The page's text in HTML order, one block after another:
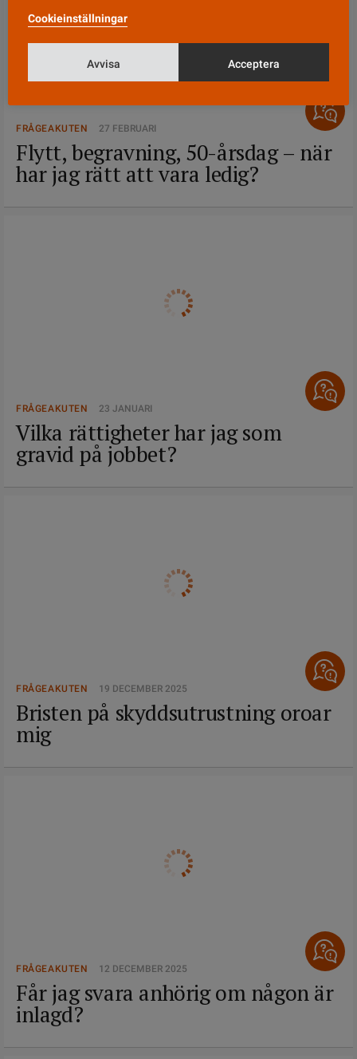
FRÅGEAKUTEN 27 FEBRUARI
Flytt, begravning, 50-årsdag – när
har jag rätt att vara ledig?
FRÅGEAKUTEN 23 JANUARI
Vilka rättigheter har jag som
gravid på jobbet?
FRÅGEAKUTEN 19 DECEMBER 2025
Bristen på skyddsutrustning oroar
mig
FRÅGEAKUTEN 12 DECEMBER 2025
Får jag svara anhörig om någon är
inlagd?
Cookieinställningar
Avvisa Acceptera